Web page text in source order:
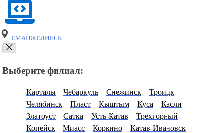
ЕМАНЖЕЛИНСК
Выберите филиал:
Карталы Чебаркуль Снежинск
Троицк
Челябинск
Пласт Кыштым Куса
Касли
Златоуст
Сатка Усть-Катав
Трехгорный
Копейск
Миасс Коркино
Катав-Ивановск